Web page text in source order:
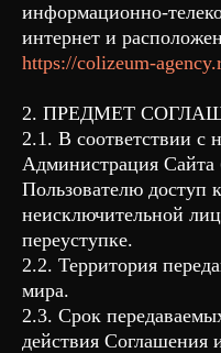
информационно-
интернет и
https://colizeum-
2. ПРЕДМЕТ
2.1. В соответствии с
Администрация Сайта
Пользователю доступ
неисключительной
переуступке.
2.2. Территория
мира.
2.3. Срок
действия Соглашения